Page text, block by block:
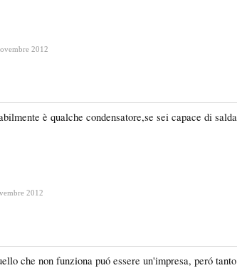
2012
è qualche condensatore,se sei capace di
2012
che non funziona puó essere un'impresa, peró